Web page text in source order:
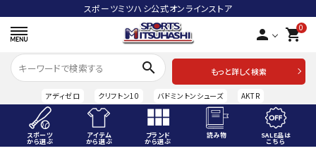
スポーツミツハシ公式オンラインストア
person 0
shopping_cart
search
もっと詳しく検索
アディゼロ クリフトン10 バドミントンシューズ AKTR
スポーツ
から選ぶ
アイテム
から選ぶ
ブランド
から選ぶ
読み物 SALE品は
こちら